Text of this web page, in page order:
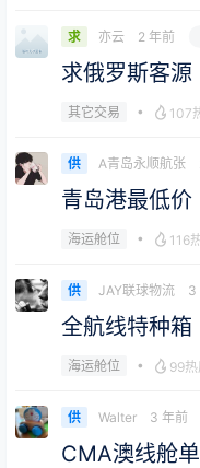
求 亦云 2 年前
求俄罗斯客源
其它交易 • 107
供 A青岛永顺航张
青岛港最低价
海运舱位 • 116
供 JAY联球物流 3
全航线特种箱
海运舱位 • 99热
供 Walter 3 年前
CMA澳线舱